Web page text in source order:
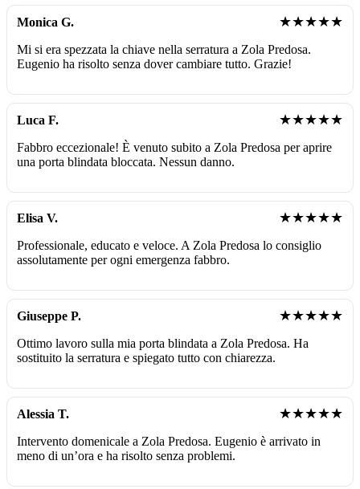
Monica G. ★★★★★
Mi si era spezzata la chiave nella serratura a Zola Predosa.
Eugenio ha risolto senza dover cambiare tutto. Grazie!
Luca F. ★★★★★
Fabbro eccezionale! È venuto subito a Zola Predosa per aprire
una porta blindata bloccata. Nessun danno.
Elisa V. ★★★★★
Professionale, educato e veloce. A Zola Predosa lo consiglio
assolutamente per ogni emergenza fabbro.
Giuseppe P. ★★★★★
Ottimo lavoro sulla mia porta blindata a Zola Predosa. Ha
sostituito la serratura e spiegato tutto con chiarezza.
Alessia T. ★★★★★
Intervento domenicale a Zola Predosa. Eugenio è arrivato in
meno di un’ora e ha risolto senza problemi.